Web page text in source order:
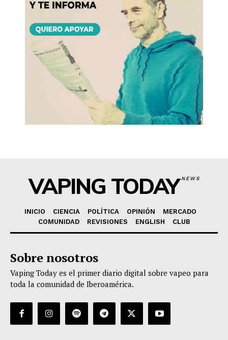
VAPING TODAYNEWS
INICIO CIENCIA POLÍTICA OPINIÓN
MERCADO
COMUNIDAD
REVISIONES ENGLISH CLUB
Sobre nosotros
Vaping Today es el primer diario digital sobre vapeo para
toda la comunidad de Iberoamérica.